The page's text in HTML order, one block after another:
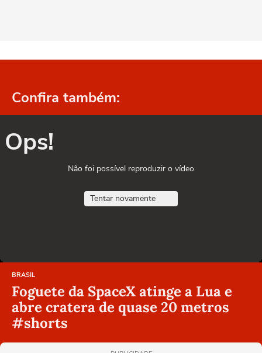
Confira também:
Ops!
Não foi possível reproduzir o vídeo
Tentar novamente
BRASIL
Foguete da SpaceX atinge a Lua e
abre cratera de quase 20 metros
#shorts